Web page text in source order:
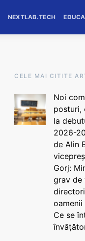
NEXTLAB.TECH
CELE MAI CITITE
Noi
posturi,
la
2026-
de Alin
Gorj:
grav de
Ce se